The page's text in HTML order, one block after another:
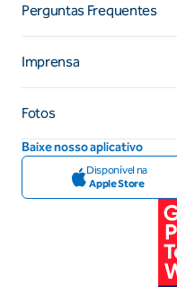
Perguntas Frequentes
Imprensa
Fotos
Baixe nosso aplicativo
Disponível na
Apple Store